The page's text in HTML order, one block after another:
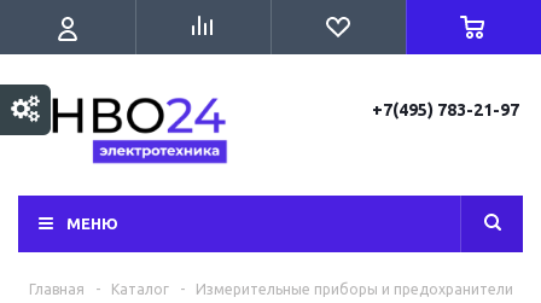
+7(495) 783-21-97
МЕНЮ
Главная - Каталог -
Измерительные приборы и предохранители